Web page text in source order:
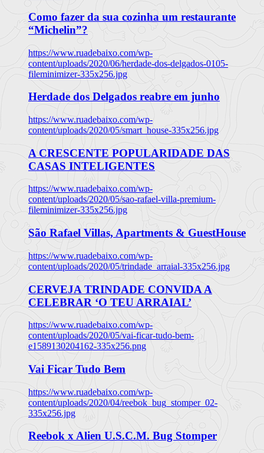
Como fazer da sua cozinha um restaurante
“Michelin”?
https://www.ruadebaixo.com/wp-
content/uploads/2020/06/herdade-dos-delgados-0105-
fileminimizer-335x256.jpg
Herdade dos Delgados reabre em junho
https://www.ruadebaixo.com/wp-
content/uploads/2020/05/smart_house-335x256.jpg
A CRESCENTE POPULARIDADE DAS
CASAS INTELIGENTES
https://www.ruadebaixo.com/wp-
content/uploads/2020/05/sao-rafael-villa-premium-
fileminimizer-335x256.jpg
São Rafael Villas, Apartments & GuestHouse
https://www.ruadebaixo.com/wp-
content/uploads/2020/05/trindade_arraial-335x256.jpg
CERVEJA TRINDADE CONVIDA A
CELEBRAR ‘O TEU ARRAIAL’
https://www.ruadebaixo.com/wp-
content/uploads/2020/05/vai-ficar-tudo-bem-
e1589130204162-335x256.png
Vai Ficar Tudo Bem
https://www.ruadebaixo.com/wp-
content/uploads/2020/04/reebok_bug_stomper_02-
335x256.jpg
Reebok x Alien U.S.C.M. Bug Stomper